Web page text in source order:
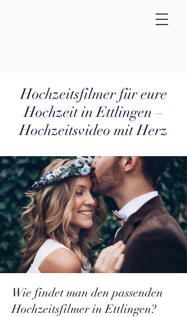
Hochzeitsfilmer für eure
Hochzeit in Ettlingen –
Hochzeitsvideo mit Herz
Wie findet man den passenden
Hochzeitsfilmer in Ettlingen?